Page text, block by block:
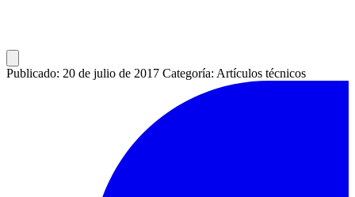
Publicado: 20 de julio de 2017 Categoría: Artículos técnicos